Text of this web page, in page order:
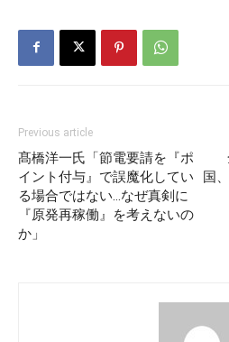
Previous article
髙橋洋一氏「節電要請を『ポ
イント付与』で誤魔化してい
る場合ではない…なぜ真剣に
『原発再稼働』を考えないの
か」
国